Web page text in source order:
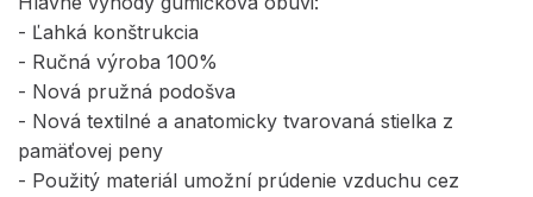
- Ľahká konštrukcia
- Ručná výroba 100%
- Nová pružná podošva
- Nová textilné a anatomicky tvarovaná stielka z
pamäťovej peny
- Použitý materiál umožní prúdenie vzduchu cez